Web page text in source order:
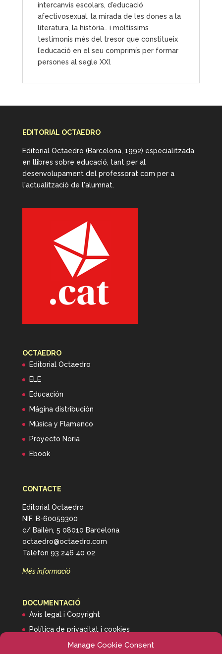
Manage Cookie Consent
intercanvis escolars, d’educació
afectivosexual, la mirada de les dones a la
literatura, la història… i moltíssims
testimonis més del tresor que constitueix
l’educació en el seu comprimís per formar
persones al segle XXI.
EDITORIAL OCTAEDRO
Editorial Octaedro (Barcelona, 1992) especialitzada
en llibres sobre educació, tant per al
desenvolupament del professorat com per a
l'actualització de l'alumnat.
OCTAEDRO
Editorial Octaedro
ELE
Educación
Mágina distribución
Música y Flamenco
Proyecto Noria
Ebook
CONTACTE
Editorial Octaedro
NIF. B-60059300
c/ Bailèn, 5 08010 Barcelona
octaedro@octaedro.com
Telèfon 93 246 40 02
Més informació
DOCUMENTACIÓ
Avís legal i Copyright
Política de privacitat i cookies
Informació de transport